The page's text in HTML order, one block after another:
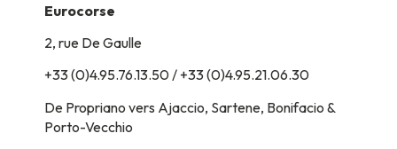
Eurocorse
2, rue De Gaulle
+33 (0)4.95.76.13.50 / +33 (0)4.95.21.06.30
De Propriano vers Ajaccio, Sartene, Bonifacio &
Porto-Vecchio